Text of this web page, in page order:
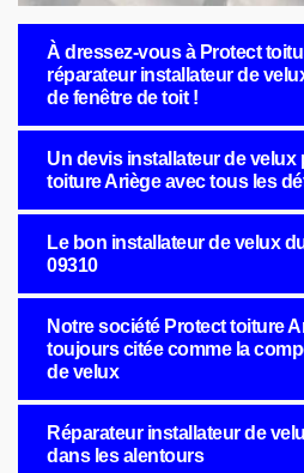
À dressez-vous à Protect
réparateur installateur de
de fenêtre de toit !
Un devis installateur de velux
toiture Ariège avec tous les
Le bon installateur de velux
09310
Notre société Protect toiture
toujours citée comme la
de velux
Réparateur installateur de
dans les alentours